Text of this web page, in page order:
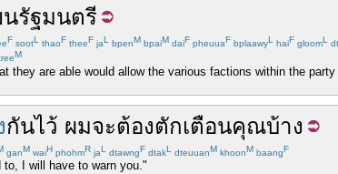
นรัฐมนตรี
F sootL thaoF theeF jaL bpenM bpaiM daiF pheuuaF bplaawyL haiF gloomL
M
they are able would allow the various factions within the
กันไว้ ผมจะต้องตักเตือนคุณบ้าง
ganM waiH phohmR jaL dtawngF dtakL dteuuanM khoonM baangF
I will have to warn you."